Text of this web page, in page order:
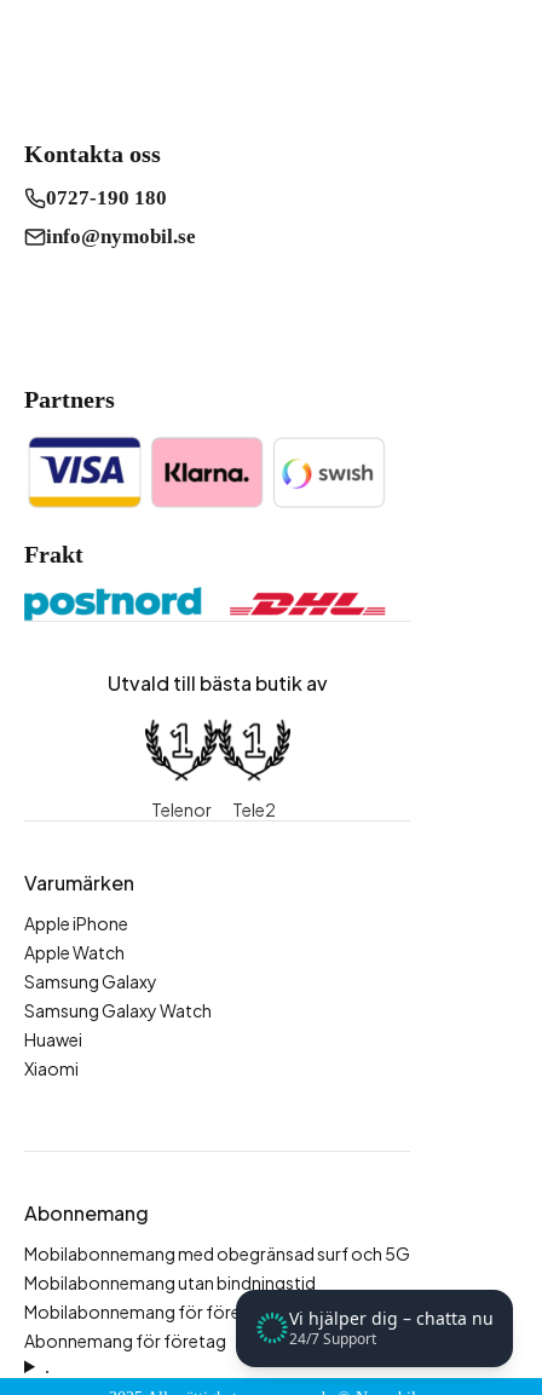
Vi hjälper dig – chatta nu
24/7 Support
Kontakta oss
0727-190 180
info@nymobil.se
Partners
Frakt
Utvald till bästa butik av
Telenor Tele2
Varumärken
Apple iPhone
Apple Watch
Samsung Galaxy
Samsung Galaxy Watch
Huawei
Xiaomi
Abonnemang
Mobilabonnemang med obegränsad surf och 5G
Mobilabonnemang utan bindningstid
Mobilabonnemang för företag
Abonnemang för företag
.